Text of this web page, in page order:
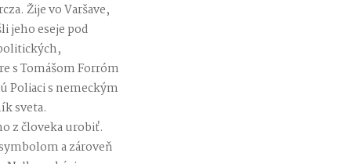
Žije vo Varšave,
jeho eseje pod
s Tomášom Forróm
Poliaci s nemeckým
sveta.
z človeka urobiť.
a zároveň